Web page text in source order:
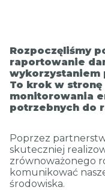
Rozpoczęliśmy
raportowanie
wykorzystaniem
To krok w
monitorowania
potrzebnych do
Poprzez
skuteczniej
zrównoważonego
komunikować
środowiska.